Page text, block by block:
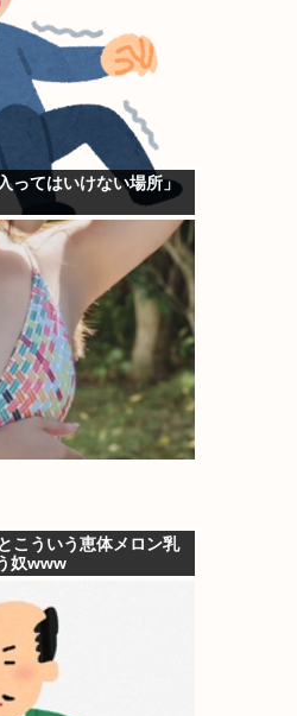
ってはいけない場所」
こういう恵体メロン乳
奴www